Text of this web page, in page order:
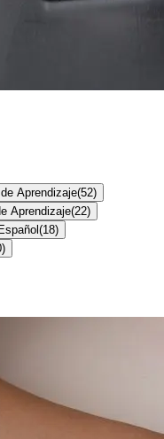
Aprendizaje(52)
Aprendizaje(22)
(18)
)